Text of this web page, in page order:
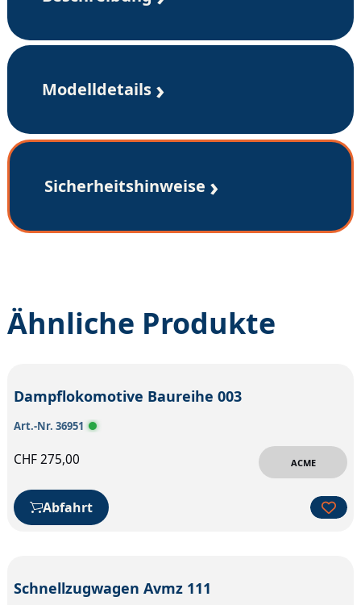
Modelldetails
Sicherheitshinweise
Ähnliche Produkte
Dampflokomotive Baureihe 003
Art.-Nr. 36951
CHF275,00 ACME
Abfahrt
Schnellzugwagen Avmz 111